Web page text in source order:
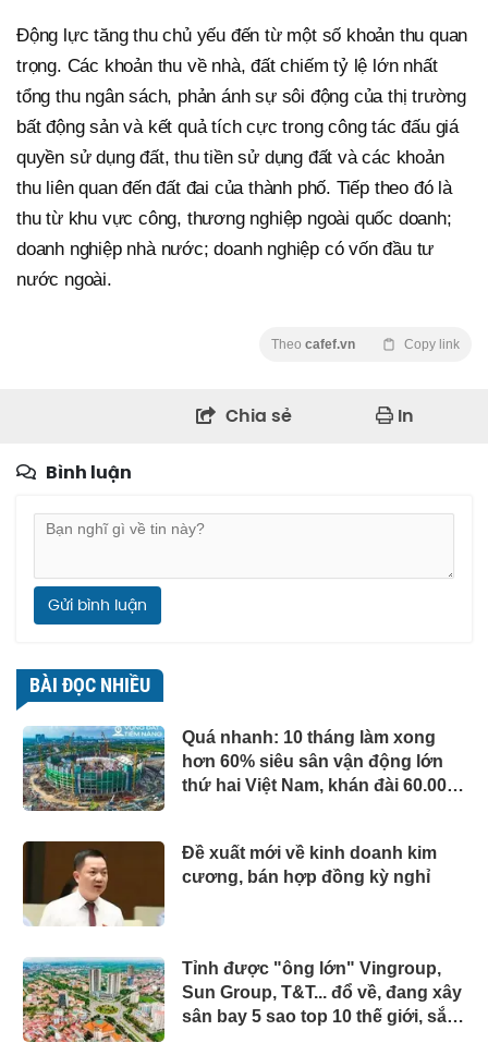
Động lực tăng thu chủ yếu đến từ một số khoản thu quan
trọng. Các khoản thu về nhà, đất chiếm tỷ lệ lớn nhất
tổng thu ngân sách, phản ánh sự sôi động của thị trường
bất động sản và kết quả tích cực trong công tác đấu giá
quyền sử dụng đất, thu tiền sử dụng đất và các khoản
thu liên quan đến đất đai của thành phố. Tiếp theo đó là
thu từ khu vực công, thương nghiệp ngoài quốc doanh;
doanh nghiệp nhà nước; doanh nghiệp có vốn đầu tư
nước ngoài.
Theo cafef.vn Copy link
Chia sẻ In
Bình luận
Gửi bình luận
BÀI ĐỌC NHIỀU
Quá nhanh: 10 tháng làm xong
hơn 60% siêu sân vận động lớn
thứ hai Việt Nam, khán đài 60.000
Đề xuất mới về kinh doanh kim
cương, bán hợp đồng kỳ nghỉ
Tỉnh được "ông lớn" Vingroup,
Sun Group, T&T... đổ về, đang xây
sân bay 5 sao top 10 thế giới, sắp